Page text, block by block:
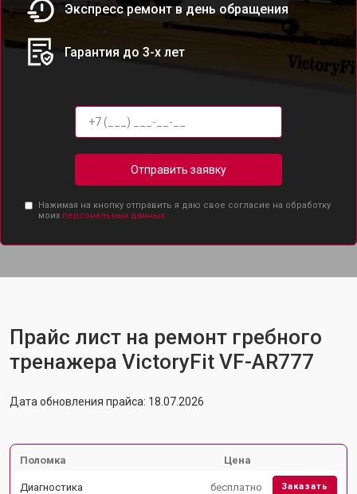
Экспресс ремонт в день обращения
Гарантия до 3-х лет
Отправить заявку
Нажимая на кнопку отправить я даю свое согласие на обработку
моих персональных данных.
Прайс лист на ремонт гребного
тренажера VictoryFit VF-AR777
Дата обновления прайса: 18.07.2026
Поломка Цена
Диагностика бесплатно Заказать